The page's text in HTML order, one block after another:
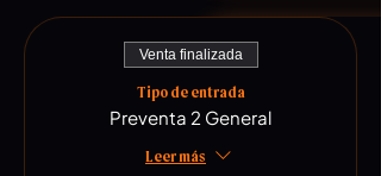
Venta finalizada
Tipo de entrada
Preventa 2 General
Leer más